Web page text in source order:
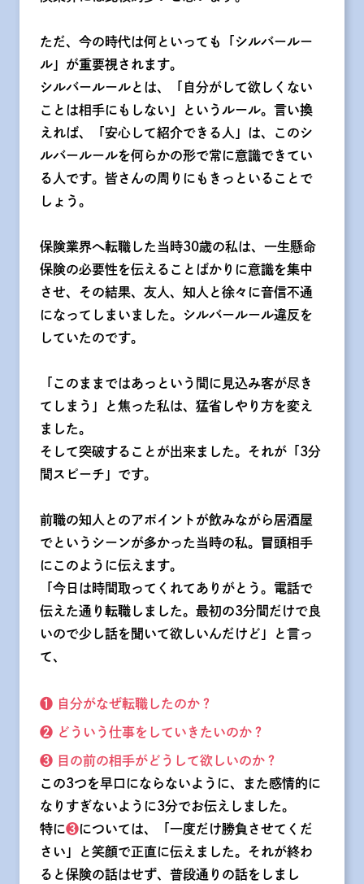
ただ、今の時代は何といっても「シルバールー
ル」が重要視されます。
シルバールールとは、「自分がして欲しくない
ことは相手にもしない」というルール。言い換
えれば、「安心して紹介できる人」は、このシ
ルバールールを何らかの形で常に意識できてい
る人です。皆さんの周りにもきっといることで
しょう。
保険業界へ転職した当時30歳の私は、一生懸命
保険の必要性を伝えることばかりに意識を集中
させ、その結果、友人、知人と徐々に音信不通
になってしまいました。シルバールール違反を
していたのです。
「このままではあっという間に見込み客が尽き
てしまう」と焦った私は、猛省しやり方を変え
ました。
そして突破することが出来ました。それが「3分
間スピーチ」です。
前職の知人とのアポイントが飲みながら居酒屋
でというシーンが多かった当時の私。冒頭相手
にこのように伝えます。
「今日は時間取ってくれてありがとう。電話で
伝えた通り転職しました。最初の3分間だけで良
いので少し話を聞いて欲しいんだけど」と言っ
て、
❶ 自分がなぜ転職したのか？
❷ どういう仕事をしていきたいのか？
❸ 目の前の相手がどうして欲しいのか？
この3つを早口にならないように、また感情的に
なりすぎないように3分でお伝えしました。
特に❸については、「一度だけ勝負させてくだ
さい」と笑顔で正直に伝えました。それが終わ
ると保険の話はせず、普段通りの話をしまし